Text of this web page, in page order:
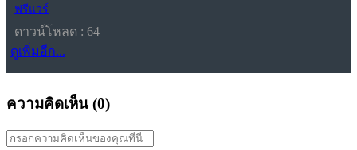
ฟรีแวร์
ดาวน์โหลด : 64
ดูเพิ่มอีก...
ความคิดเห็น (0)